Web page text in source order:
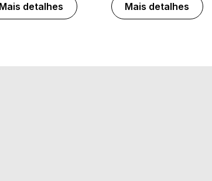
Mais detalhes Mais detalhes